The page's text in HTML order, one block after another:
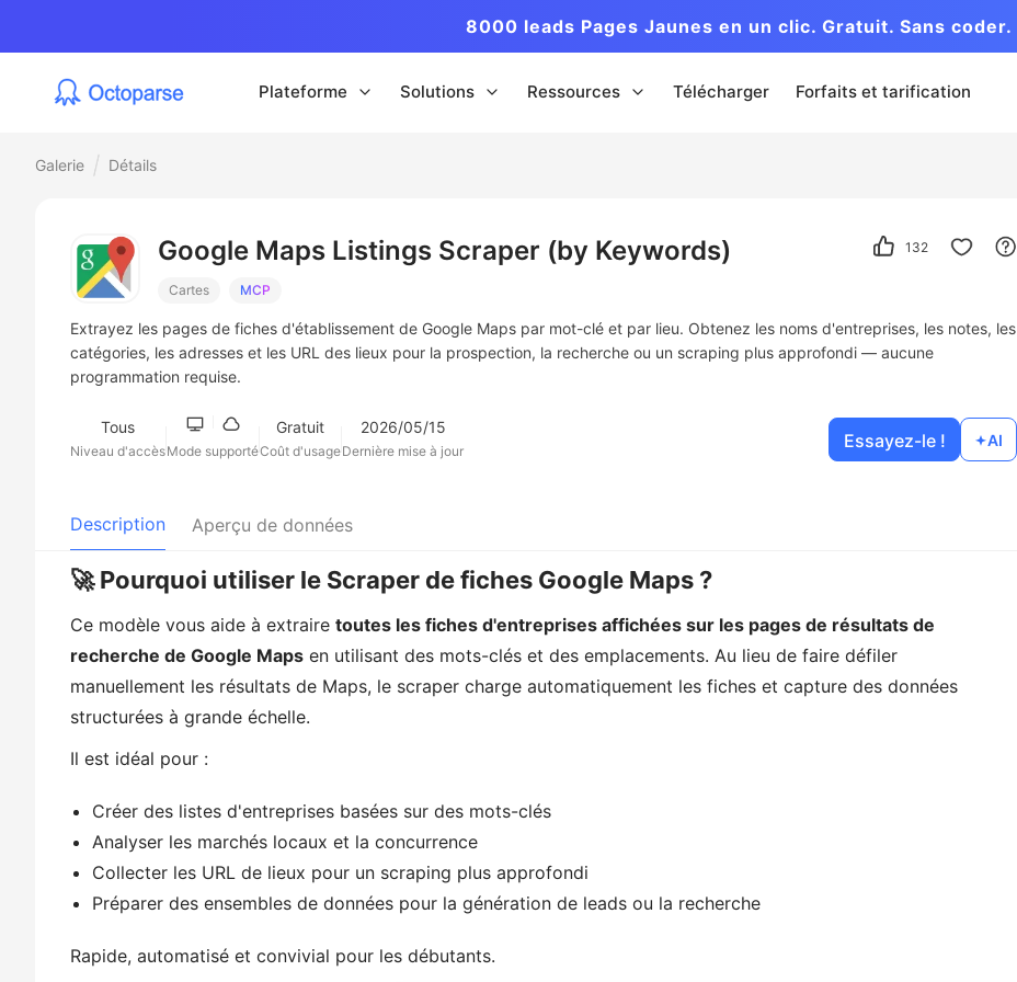
8000 leads Pages Jaunes en un clic. Gratuit. Sans coder.
Plateforme Solutions Ressources Télécharger Forfaits et tarification
Galerie Détails
Google Maps Listings Scraper (by Keywords)
Cartes MCP
132
Extrayez les pages de fiches d'établissement de Google Maps par mot-clé et par lieu. Obtenez les noms d'entreprises, les notes, les
catégories, les adresses et les URL des lieux pour la prospection, la recherche ou un scraping plus approfondi — aucune
programmation requise.
Tous
Niveau d'accèsMode supporté
Gratuit
Coût d'usage
2026/05/15
Dernière mise à jour Essayez-le ! AI
Description Aperçu de données
🚀 Pourquoi utiliser le Scraper de fiches Google Maps ?
Ce modèle vous aide à extraire toutes les fiches d'entreprises affichées sur les pages de résultats de
recherche de Google Maps en utilisant des mots-clés et des emplacements. Au lieu de faire défiler
manuellement les résultats de Maps, le scraper charge automatiquement les fiches et capture des données
structurées à grande échelle.
Il est idéal pour :
Créer des listes d'entreprises basées sur des mots-clés
Analyser les marchés locaux et la concurrence
Collecter les URL de lieux pour un scraping plus approfondi
Préparer des ensembles de données pour la génération de leads ou la recherche
Rapide, automatisé et convivial pour les débutants.